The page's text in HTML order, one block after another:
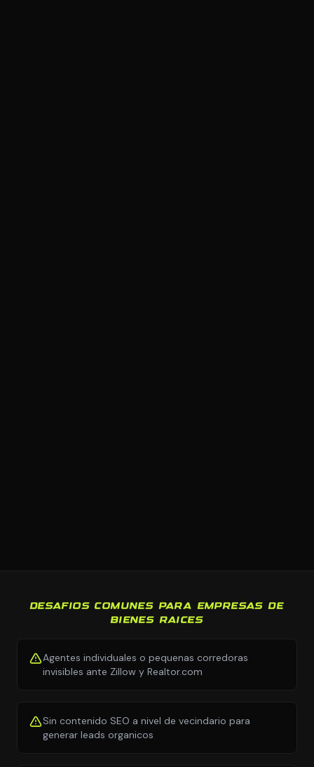
DESAFIOS COMUNES PARA EMPRESAS DE
BIENES RAICES
Agentes individuales o pequenas corredoras
invisibles ante Zillow y Realtor.com
Sin contenido SEO a nivel de vecindario para
generar leads organicos